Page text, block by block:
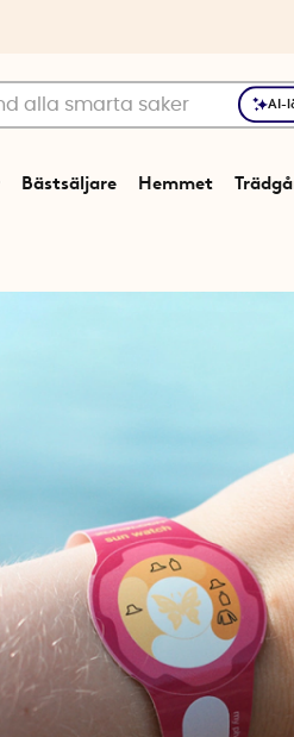
AI-
Bästsäljare Hemmet